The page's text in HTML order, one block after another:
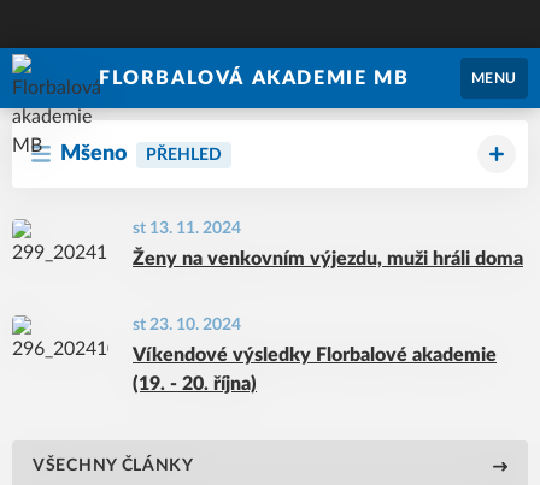
FLORBALOVÁ AKADEMIE MB MENU
Mšeno PŘEHLED
st 13. 11. 2024
Ženy na venkovním výjezdu, muži hráli doma
st 23. 10. 2024
Víkendové výsledky Florbalové akademie
(19. - 20. října)
VŠECHNY ČLÁNKY